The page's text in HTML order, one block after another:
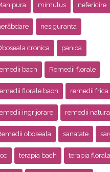
mimulus nefericire
nesiguranta
cronica panica
bach Remedii florale
florale bach remedii frica
ingrijorare remedii
oboseala sanatate
terapia bach terapia